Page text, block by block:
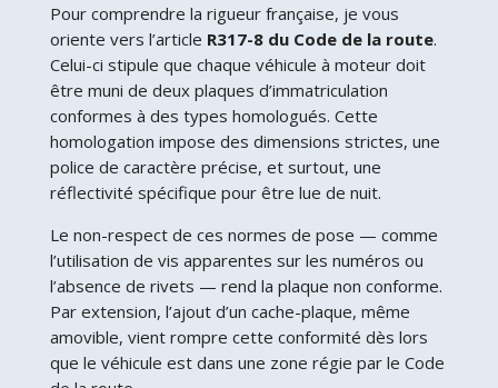
Pour comprendre la rigueur française, je vous
oriente vers l’article R317-8 du Code de la route.
Celui-ci stipule que chaque véhicule à moteur doit
être muni de deux plaques d’immatriculation
conformes à des types homologués. Cette
homologation impose des dimensions strictes, une
police de caractère précise, et surtout, une
réflectivité spécifique pour être lue de nuit.
Le non-respect de ces normes de pose — comme
l’utilisation de vis apparentes sur les numéros ou
l’absence de rivets — rend la plaque non conforme.
Par extension, l’ajout d’un cache-plaque, même
amovible, vient rompre cette conformité dès lors
que le véhicule est dans une zone régie par le Code